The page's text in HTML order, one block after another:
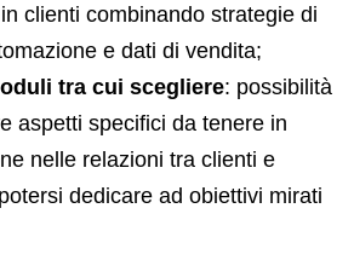
clienti combinando strategie di
e dati di vendita;
tra cui scegliere: possibilità
aspetti specifici da tenere in
nelle relazioni tra clienti e
dedicare ad obiettivi mirati